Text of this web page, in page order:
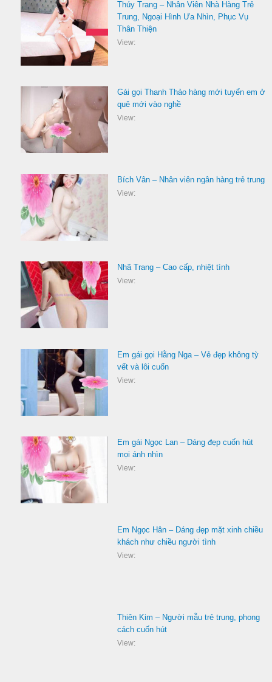
Thúy Trang – Nhân Viên Nhà Hàng Trẻ
Trung, Ngoại Hình Ưa Nhìn, Phục Vụ
Thân Thiện
View:
Gái gọi Thanh Thảo hàng mới tuyển em ở
quê mới vào nghề
View:
Bích Vân – Nhân viên ngân hàng trẻ trung
View:
Nhã Trang – Cao cấp, nhiệt tình
View:
Em gái gọi Hằng Nga – Vẻ đẹp không tỳ
vết và lôi cuốn
View:
Em gái Ngọc Lan – Dáng đẹp cuốn hút
mọi ánh nhìn
View:
Em Ngọc Hân – Dáng đẹp mặt xinh chiều
khách như chiều người tình
View:
Thiên Kim – Người mẫu trẻ trung, phong
cách cuốn hút
View: